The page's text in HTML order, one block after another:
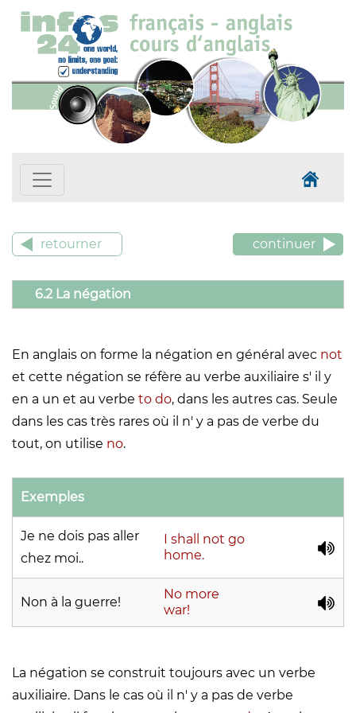
retourner continuer
6.2 La négation
En anglais on forme la négation en général avec not
et cette négation se réfère au verbe auxiliaire s' il y
en a un et au verbe to do, dans les autres cas. Seule
dans les cas très rares où il n' y a pas de verbe du
tout, on utilise no.
Exemples
Je ne dois pas aller
chez moi..
I shall not go
home.
Non à la guerre!
No more
war!
La négation se construit toujours avec un verbe
auxiliaire. Dans le cas où il n' y a pas de verbe